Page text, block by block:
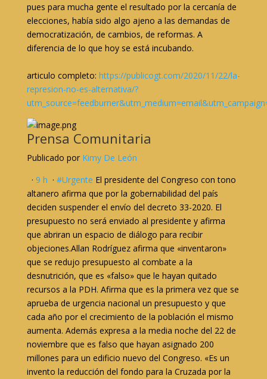
pues para mucha gente el resultado por la cercanía de
elecciones, había sido algo ajeno a las demandas de
democratización, de cambios, de reformas. A
diferencia de lo que hoy se está incubando.
articulo completo: https://publicogt.com/2020/11/22/la-
represion-no-es-alternativa/?
Prensa Comunitaria
Publicado por Kimy De León
· 9 h · #Urgente El presidente del Congreso con tono
altanero afirma que por la gobernabilidad del país
deciden suspender el envío del decreto 33-2020. El
presupuesto no será enviado al presidente y afirma
que abriran un espacio de diálogo para recibir
objeciones.Allan Rodríguez afirma que «inventaron»
que se redujo presupuesto al combate a la
desnutrición, que es «falso» que le hayan quitado
recursos a la PDH. Afirma que es la primera vez que se
aprueba de urgencia nacional un presupuesto y que
cada año por el crecimiento de la población el mismo
aumenta. Además expresa a la media noche del 22 de
noviembre que es falso que hayan asignado 200
millones para un edificio nuevo del Congreso. «Es un
invento la reducción del fondo para la Cruzada por la